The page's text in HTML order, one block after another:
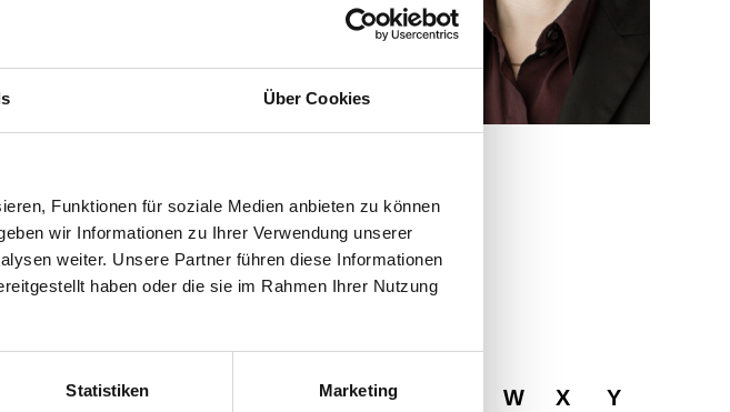
Über Cookies
Funktionen für soziale Medien anbieten zu können
wir Informationen zu Ihrer Verwendung unserer
weiter. Unsere Partner führen diese Informationen
haben oder die sie im Rahmen Ihrer Nutzung
Statistiken Marketing
Berücksichtigung von
(Oder) zu „Online-
Provider und
Vorträge zu Fragen
Spirit
O P T W X Y